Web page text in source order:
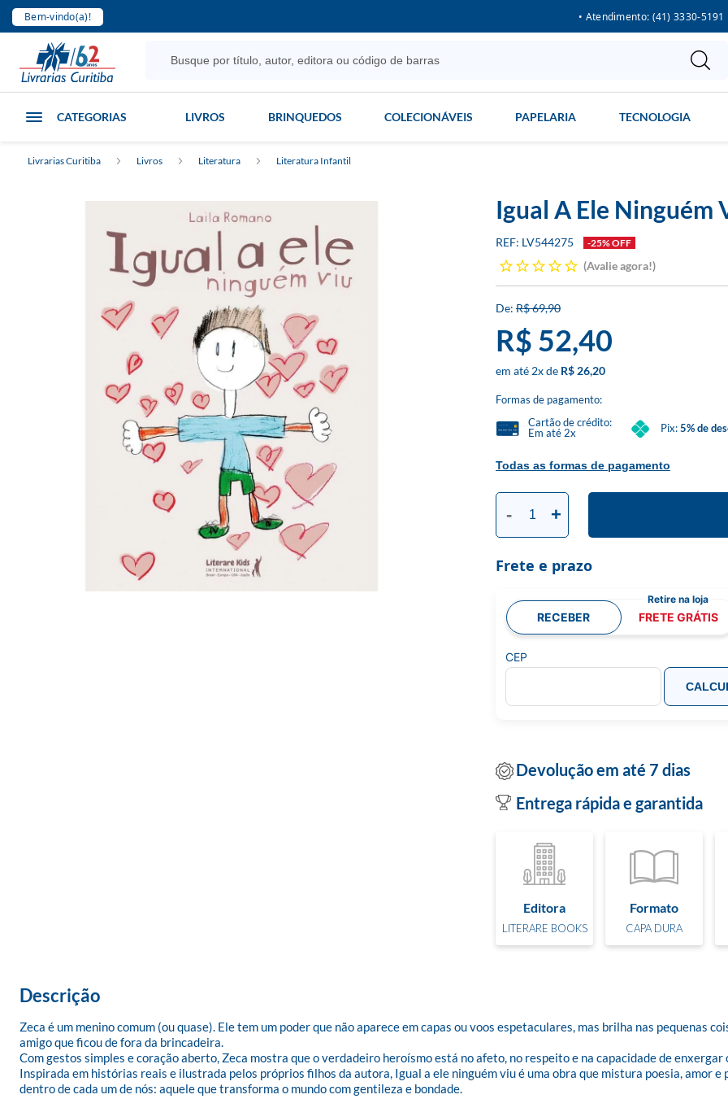
Bem-vindo(a)! • Atendimento: (41) 3330-5191
CATEGORIAS LIVROS BRINQUEDOS COLECIONÁVEIS PAPELARIA TECNOLOGIA
Livrarias Curitiba Livros Literatura Literatura Infantil
Igual A Ele Ninguém
LV544275 -25% OFF
Avalie agora!
R$ 69,90
R$ 52,40
2x R$ 26,20
Formas de pagamento:
Todas as formas de pagamento
Cartão de crédito:
Em até 2x
Pix:5% de
- +
Frete e prazo
RECEBER FRETE GRÁTIS
CEP
Devolução em até 7 dias
Entrega rápida e garantida
Editora
LITERARE BOOKS
Formato
CAPA DURA
Descrição
Zeca é um menino comum (ou quase). Ele tem um poder que não aparece em capas ou voos espetaculares, mas brilha nas pequenas
amigo que ficou de fora da brincadeira.
Com gestos simples e coração aberto, Zeca mostra que o verdadeiro heroísmo está no afeto, no respeito e na capacidade de enxergar
Inspirada em histórias reais e ilustrada pelos próprios filhos da autora, Igual a ele ninguém viu é uma obra que mistura poesia, amor
dentro de cada um de nós: aquele que transforma o mundo com gentileza e bondade.